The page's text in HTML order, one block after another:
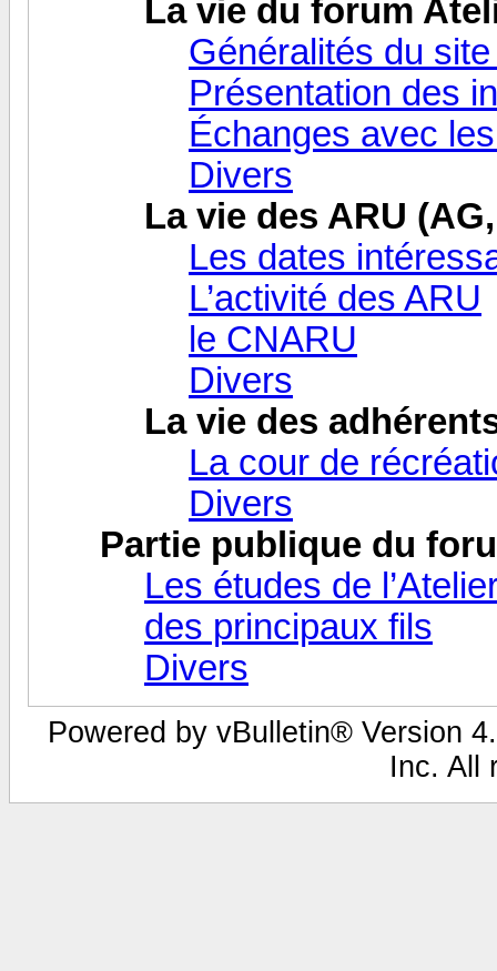
La vie du forum
Généralités du
Présentation des
Échanges avec
Divers
La vie des ARU
Les dates
L’activité des ARU
le CNARU
Divers
La vie des
La cour de
Divers
Partie publique du
Les études de
des principaux fils
Divers
Powered by vBulletin® Version
Inc. All